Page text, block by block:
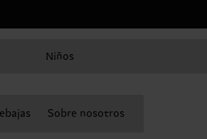
Niños
Sobre nosotros